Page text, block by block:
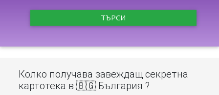
ТЪРСИ
Колко получава завеждащ секретна
картотека в 🇧🇬 България ?